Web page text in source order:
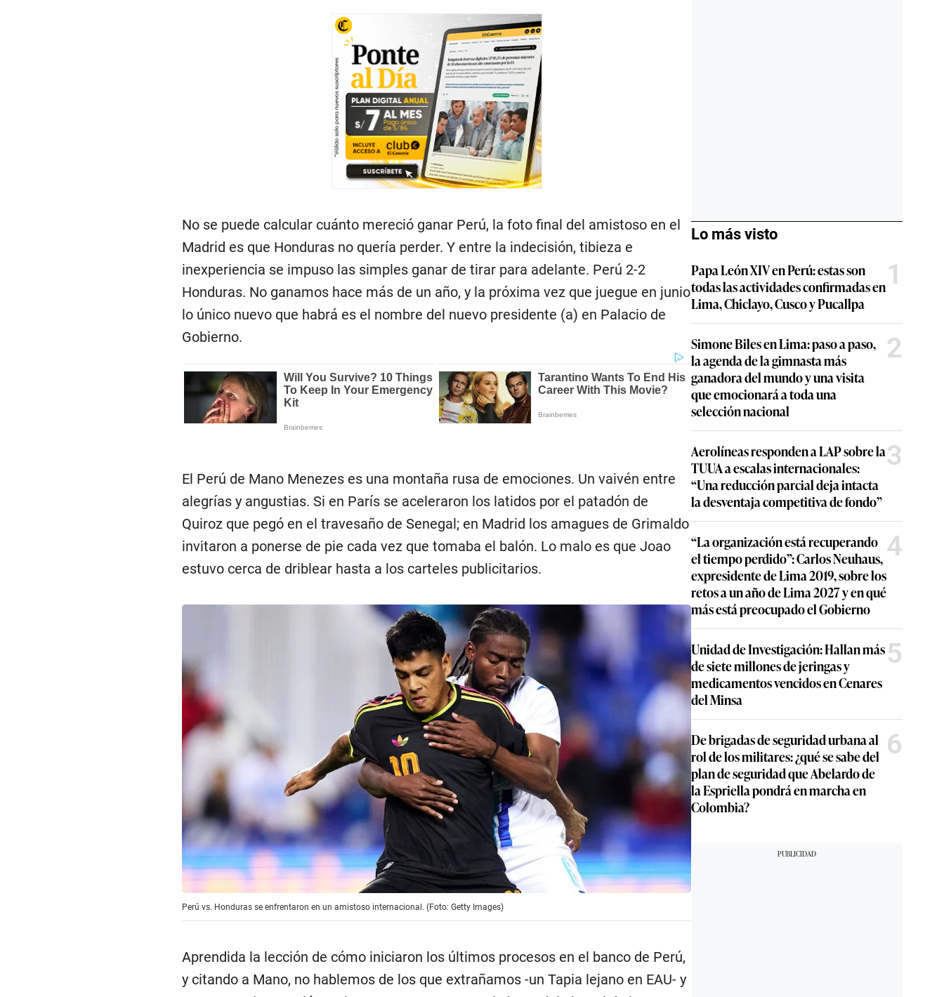
No se puede calcular cuánto mereció ganar Perú, la foto final del amistoso en el
Madrid es que Honduras no quería perder. Y entre la indecisión, tibieza e
inexperiencia se impuso las simples ganar de tirar para adelante. Perú 2-2
Honduras. No ganamos hace más de un año, y la próxima vez que juegue en junio
lo único nuevo que habrá es el nombre del nuevo presidente (a) en Palacio de
Gobierno.
El Perú de Mano Menezes es una montaña rusa de emociones. Un vaivén entre
alegrías y angustias. Si en París se aceleraron los latidos por el patadón de
Quiroz que pegó en el travesaño de Senegal; en Madrid los amagues de Grimaldo
invitaron a ponerse de pie cada vez que tomaba el balón. Lo malo es que Joao
estuvo cerca de driblear hasta a los carteles publicitarios.
Perú vs. Honduras se enfrentaron en un amistoso internacional. (Foto: Getty Images)
Aprendida la lección de cómo iniciaron los últimos procesos en el banco de Perú,
y citando a Mano, no hablemos de los que extrañamos -un Tapia lejano en EAU- y
Lo más visto
Papa León XIV en Perú: estas son
todas las actividades confirmadas en
Lima, Chiclayo, Cusco y Pucallpa
1
Simone Biles en Lima: paso a paso,
la agenda de la gimnasta más
ganadora del mundo y una visita
que emocionará a toda una
selección nacional
2
Aerolíneas responden a LAP sobre la
TUUA a escalas internacionales:
“Una reducción parcial deja intacta
la desventaja competitiva de fondo”
3
“La organización está recuperando
el tiempo perdido”: Carlos Neuhaus,
expresidente de Lima 2019, sobre los
retos a un año de Lima 2027 y en qué
más está preocupado el Gobierno
4
Unidad de Investigación: Hallan más
de siete millones de jeringas y
medicamentos vencidos en Cenares
del Minsa
5
De brigadas de seguridad urbana al
rol de los militares: ¿qué se sabe del
plan de seguridad que Abelardo de
la Espriella pondrá en marcha en
Colombia?
6